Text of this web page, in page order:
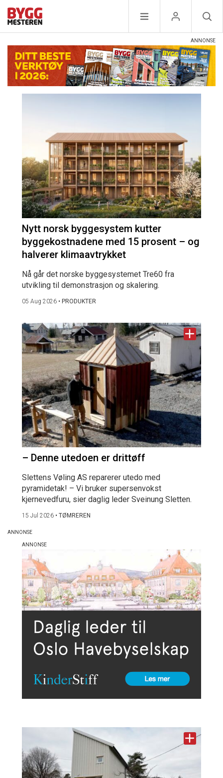
Nytt norsk byggesystem kutter
byggekostnadene med 15 prosent – og
halverer klimaavtrykket
Nå går det norske byggesystemet Tre60 fra
utvikling til demonstrasjon og skalering.
05 Aug 2026 • PRODUKTER
– Denne utedoen er drittøff
Slettens Vøling AS reparerer utedo med
pyramidetak! – Vi bruker supersenvokst
kjernevedfuru, sier daglig leder Sveinung Sletten.
15 Jul 2026 • TØMREREN